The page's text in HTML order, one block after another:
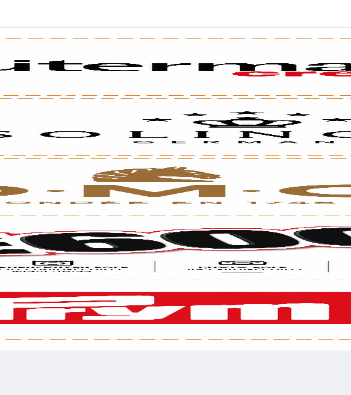
לכל שאלה אנחנו זמינים עבורכם
השאירו פרטים בטופס ומיד נציג שלנו ישוחח עימך
רשמו טלפון רשמו אימייל (אופציונלי)
לשלוח